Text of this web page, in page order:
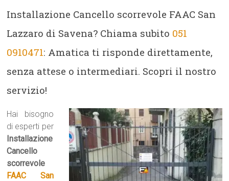
Installazione Cancello scorrevole FAAC San
Lazzaro di Savena? Chiama subito 051
0910471: Amatica ti risponde direttamente,
senza attese o intermediari. Scopri il nostro
servizio!
Hai bisogno
di esperti per
Installazione
Cancello
scorrevole
FAAC San